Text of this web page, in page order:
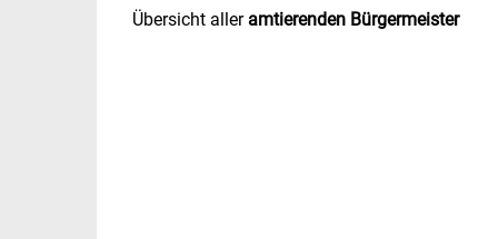
Übersicht aller amtierenden Bürgermeister